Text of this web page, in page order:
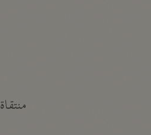
منتقاة